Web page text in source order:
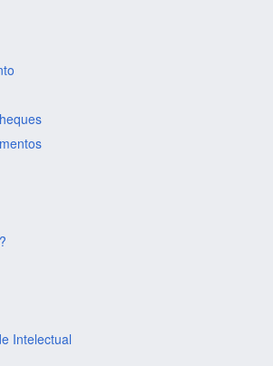
Intelectual